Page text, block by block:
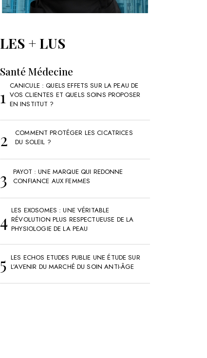
LES + LUS
Santé Médecine
CANICULE : QUELS EFFETS SUR LA PEAU DE
VOS CLIENTES ET QUELS SOINS PROPOSER
EN INSTITUT ?
COMMENT PROTÉGER LES CICATRICES
DU SOLEIL ?
PAYOT : UNE MARQUE QUI REDONNE
CONFIANCE AUX FEMMES
LES EXOSOMES : UNE VÉRITABLE
RÉVOLUTION PLUS RESPECTUEUSE DE LA
PHYSIOLOGIE DE LA PEAU
LES ECHOS ETUDES PUBLIE UNE ÉTUDE SUR
L’AVENIR DU MARCHÉ DU SOIN ANTI-ÂGE